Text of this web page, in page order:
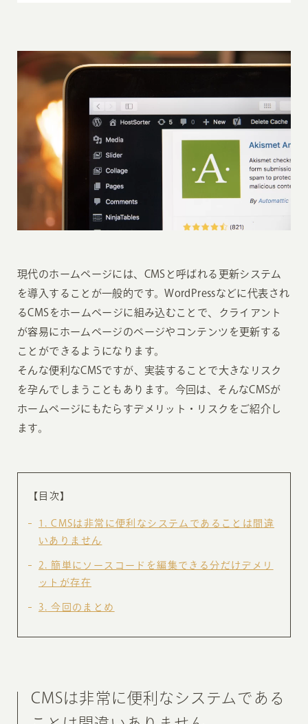
現代のホームページには、CMSと呼ばれる更新システム
を導入することが一般的です。WordPressなどに代表され
るCMSをホームページに組み込むことで、クライアント
が容易にホームページのページやコンテンツを更新する
ことができるようになります。
そんな便利なCMSですが、実装することで大きなリスク
を孕んでしまうこともあります。今回は、そんなCMSが
ホームページにもたらすデメリット・リスクをご紹介し
ます。
【目次】
1
CMSは非常に便利なシステムであることは間違
いありません
2
簡単にソースコードを編集できる分だけデメリ
ットが存在
3 今回のまとめ
CMSは非常に便利なシステムである